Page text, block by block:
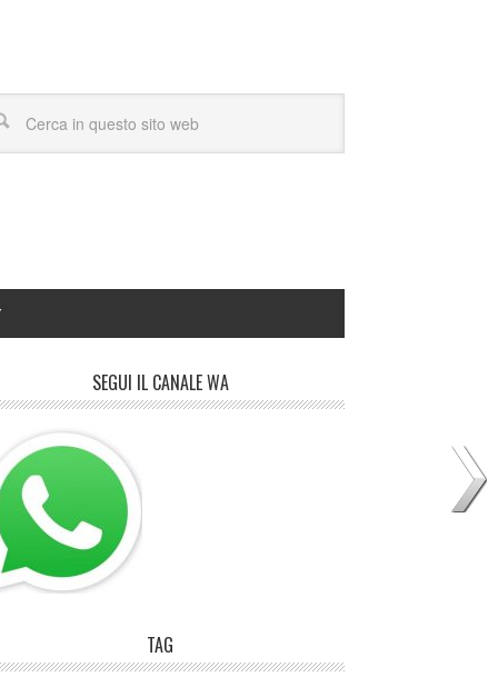
SEGUI IL CANALE WA
TAG